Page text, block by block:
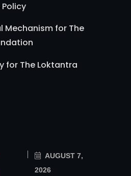
Mechanism for The
for The Loktantra
AUGUST 7,
2026